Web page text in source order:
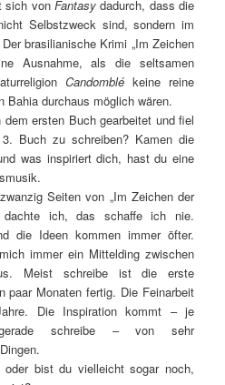
sich von Fantasydadurch, dass die
Selbstzweck sind, sondern im
brasilianische Krimi „Im Zeichen
Ausnahme, als die seltsamen
Candomblékeine reine
Bahia durchaus möglich wären.
ersten Buch gearbeitet und fiel
Buch zu schreiben? Kamen die
was inspiriert dich, hast du eine
Seiten von „Im Zeichen der
dachte ich, das schaffe ich nie.
die Ideen kommen immer öfter.
immer ein Mittelding zwischen
Meist schreibe ist die erste
paar Monaten fertig. Die Feinarbeit
Die Inspiration kommt – je
schreibe – von sehr
oder bist du vielleicht sogar noch,